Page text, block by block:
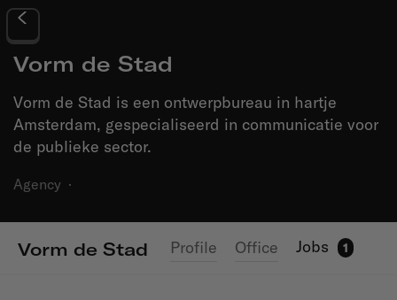
Vorm de Stad
Vorm de Stad is een ontwerpbureau in hartje
Amsterdam, gespecialiseerd in communicatie voor
de publieke sector.
Agency ·
Vorm de Stad Profile Office Jobs 1